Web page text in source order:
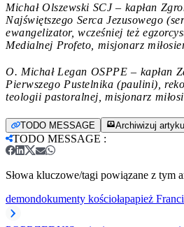
Michał Olszewski SCJ – kapłan
Najświętszego Serca Jezusowego
ewangelizator, wcześniej też
Medialnej Profeto, misjonarz
O. Michał Legan OSPPE – kapłan
Pierwszego Pustelnika (paulini),
teologii pastoralnej, misjonarz
TODO MESSAGE Archiwizuj
TODO MESSAGE :
Słowa kluczowe/tagi powiązane z tym
demondokumenty kościołapapież